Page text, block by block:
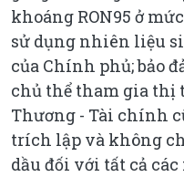
khoáng RON95 ở
sử dụng nhiên liệu
của Chính phủ; bảo
chủ thể tham gia thị
Thương - Tài chính
trích lập và không
dầu đối với tất cả